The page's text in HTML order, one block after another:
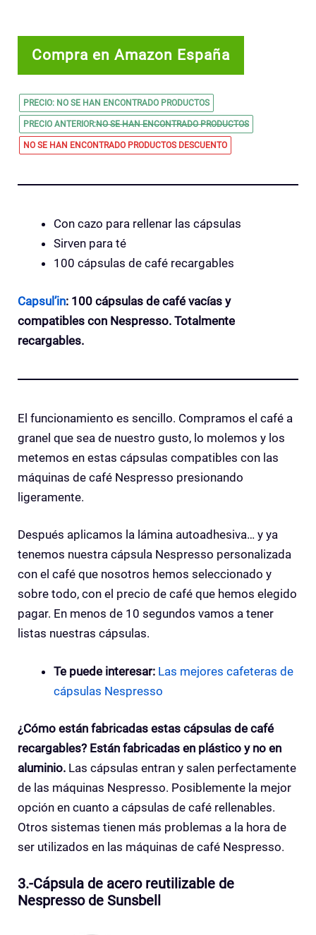
Compra en Amazon España
PRECIO: NO SE HAN ENCONTRADO PRODUCTOS
PRECIO ANTERIOR:NO SE HAN ENCONTRADO PRODUCTOS
NO SE HAN ENCONTRADO PRODUCTOSDESCUENTO
Con cazo para rellenar las cápsulas
Sirven para té
100 cápsulas de café recargables
Capsul’in: 100 cápsulas de café vacías y
compatibles con Nespresso. Totalmente
recargables.
El funcionamiento es sencillo. Compramos el café a
granel que sea de nuestro gusto, lo molemos y los
metemos en estas cápsulas compatibles con las
máquinas de café Nespresso presionando
ligeramente.
Después aplicamos la lámina autoadhesiva… y ya
tenemos nuestra cápsula Nespresso personalizada
con el café que nosotros hemos seleccionado y
sobre todo, con el precio de café que hemos elegido
pagar. En menos de 10 segundos vamos a tener
listas nuestras cápsulas.
Te puede interesar: Las mejores cafeteras de
cápsulas Nespresso
¿Cómo están fabricadas estas cápsulas de café
recargables? Están fabricadas en plástico y no en
aluminio. Las cápsulas entran y salen perfectamente
de las máquinas Nespresso. Posiblemente la mejor
opción en cuanto a cápsulas de café rellenables.
Otros sistemas tienen más problemas a la hora de
ser utilizados en las máquinas de café Nespresso.
3.-Cápsula de acero reutilizable de
Nespresso de Sunsbell